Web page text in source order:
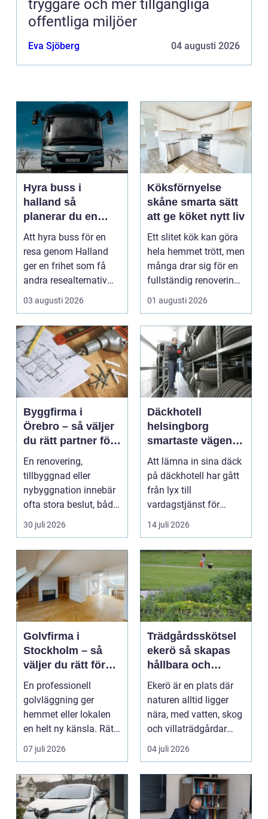
tryggare och mer tillgängliga
offentliga miljöer
Eva Sjöberg 04 augusti 2026
Hyra buss i
halland så
planerar du en
trygg och smidig
resa
Att hyra buss för en
resa genom Halland
ger en frihet som få
andra resealternativ
erbjuder. Gruppen ...
03 augusti 2026
Köksförnyelse
skåne smarta sätt
att ge köket nytt liv
Ett slitet kök kan göra
hela hemmet trött, men
många drar sig för en
fullständig renovering.
Det tar...
01 augusti 2026
Byggfirma i
Örebro – så väljer
du rätt partner för
ditt projekt
En renovering,
tillbyggnad eller
nybyggnation innebär
ofta stora beslut, både
ekonomiskt ...
30 juli 2026
Däckhotell
helsingborg
smartaste vägen
till säkra hjulskift
Att lämna in sina däck
på däckhotell har gått
från lyx till
vardagstjänst för
många bilägare. I
Hels...
14 juli 2026
Golvfirma i
Stockholm – så
väljer du rätt för
ett hållbart golv
En professionell
golvläggning ger
hemmet eller lokalen
en helt ny känsla. Rätt
materi...
07 juli 2026
Trädgårdsskötsel
ekerö så skapas
hållbara och
vackra utemiljöer
året runt
Ekerö är en plats där
naturen alltid ligger
nära, med vatten, skog
och villaträdgårdar
som ramar in ...
04 juli 2026